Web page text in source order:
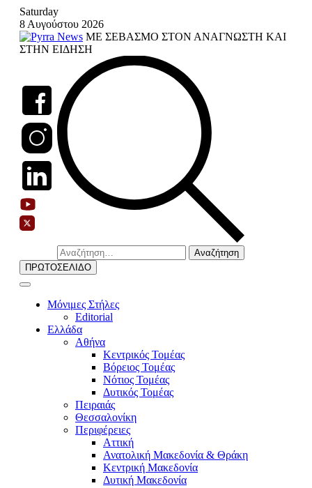
Skip
content
Saturday
8 Αυγούστου 2026
ΜΕ ΣΕΒΑΣΜΟ ΣΤΟΝ ΑΝΑΓΝΩΣΤΗ ΚΑΙ
ΣΤΗΝ ΕΙΔΗΣΗ
Αναζήτηση
για:
ΠΡΩΤΟΣΕΛΙΔΟ
Μόνιμες Στήλες
Editorial
Ελλάδα
Αθήνα
Κεντρικός Τομέας
Βόρειος Τομέας
Νότιος Τομέας
Δυτικός Τομέας
Πειραιάς
Θεσσαλονίκη
Περιφέρειες
Αττική
Ανατολική Μακεδονία & Θράκη
Κεντρική Μακεδονία
Δυτική Μακεδονία